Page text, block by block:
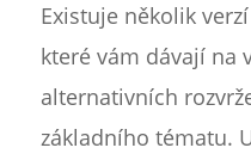
Existuje několik
které vám dávají na
alternativních
základního tématu.